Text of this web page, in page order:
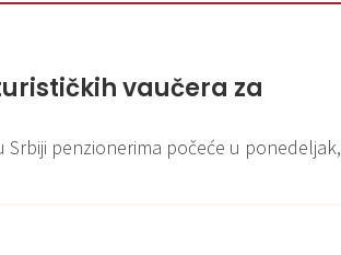
vaučera za
Srbiji penzionerima počeće u ponedeljak,